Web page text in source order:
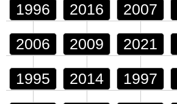
1996 2016 2007
2006 2009 2021
1995 2014 1997